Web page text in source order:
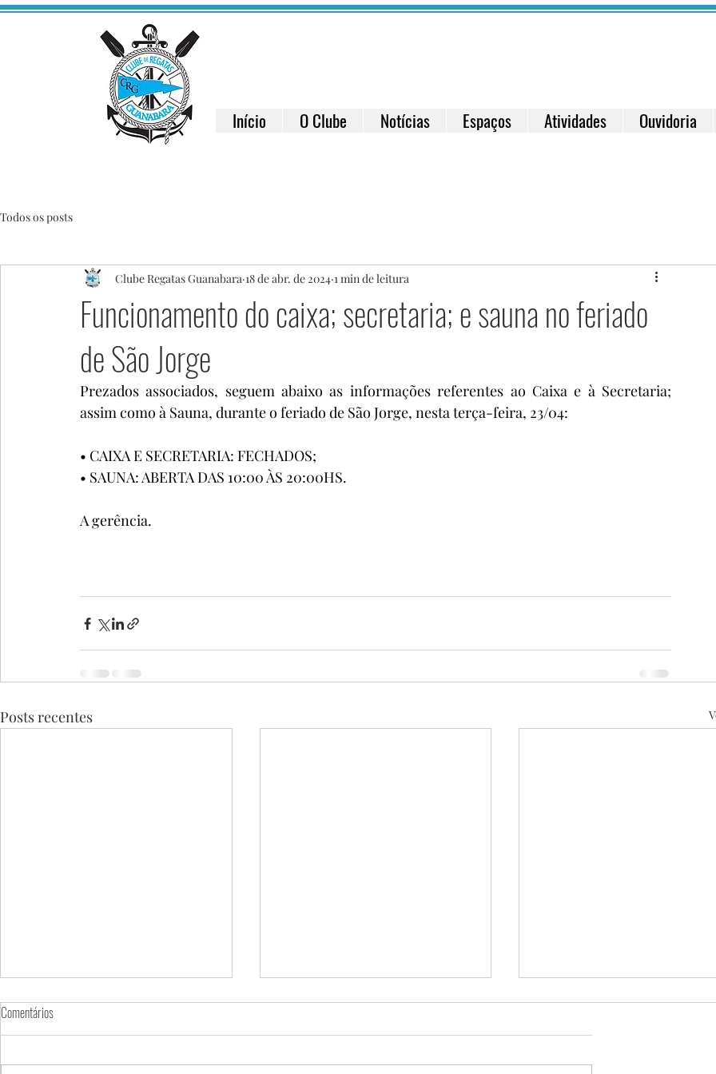
Início O Clube Notícias Espaços Atividades Ouvidoria
Todos os posts
Funcionamento do caixa; secretaria; e sauna no feriado
de São Jorge
Clube Regatas Guanabara 18 de abr. de 2024 1 min de leitura
Prezados associados, seguem abaixo as informações referentes ao Caixa e à Secretaria;
assim como à Sauna, durante o feriado de São Jorge, nesta terça-feira, 23/04:
• CAIXA E SECRETARIA: FECHADOS;
• SAUNA: ABERTA DAS 10:00 ÀS 20:00HS.
A gerência.
Posts recentes
Comentários